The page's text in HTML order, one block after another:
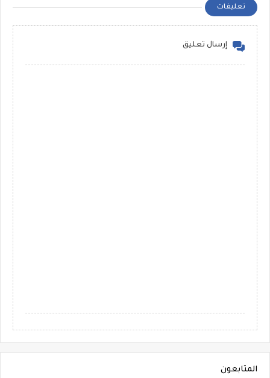
تعليقات
إرسال تعليق
المتابعون